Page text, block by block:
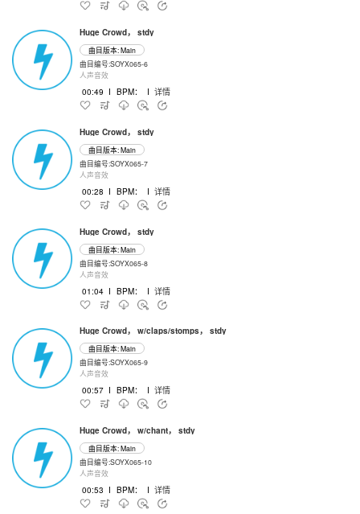
Huge Crowd， stdy
曲目版本: Main
曲目编号:SOYX065-6
人声音效
00:49 I BPM： I 详情
Huge Crowd， stdy
曲目版本: Main
曲目编号:SOYX065-7
人声音效
00:28 I BPM： I 详情
Huge Crowd， stdy
曲目版本: Main
曲目编号:SOYX065-8
人声音效
01:04 I BPM： I 详情
Huge Crowd， w/claps/stomps， stdy
曲目版本: Main
曲目编号:SOYX065-9
人声音效
00:57 I BPM： I 详情
Huge Crowd， w/chant， stdy
曲目版本: Main
曲目编号:SOYX065-10
人声音效
00:53 I BPM： I 详情